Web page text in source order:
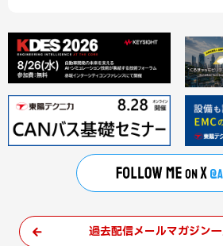
過去配信メールマガジン